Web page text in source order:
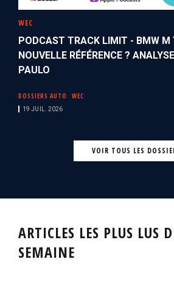
WEC
PODCAST TRACK LIMIT - BMW M
NOUVELLE RÉFÉRENCE ?
PAULO
DOSSIERS AUTO WEC
19 JUIL. 2026
VOIR TOUS LES
ARTICLES LES PLUS LUS
SEMAINE